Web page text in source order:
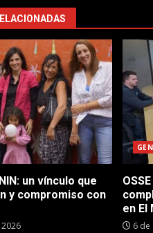
un vínculo que
y compromiso con
en El
6 de